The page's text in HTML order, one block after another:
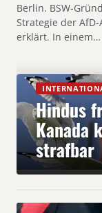
Berlin. BSW-
Strategie der
erklärt. In einem…
Hindus
Kanada
strafbar